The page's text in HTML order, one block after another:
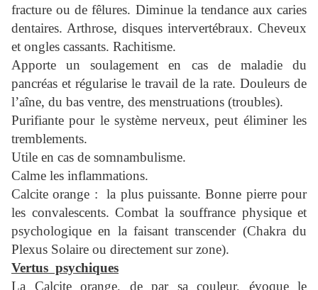
fracture ou de fêlures. Diminue la tendance aux caries
dentaires. Arthrose, disques intervertébraux. Cheveux
et ongles cassants. Rachitisme.
Apporte un soulagement en cas de maladie du
pancréas et régularise le travail de la rate. Douleurs de
l’aîne, du bas ventre, des menstruations (troubles).
Purifiante pour le système nerveux, peut éliminer les
tremblements.
Utile en cas de somnambulisme.
Calme les inflammations.
Calcite orange : la plus puissante. Bonne pierre pour
les convalescents. Combat la souffrance physique et
psychologique en la faisant transcender (Chakra du
Plexus Solaire ou directement sur zone).
Vertus psychiques
La Calcite orange, de par sa couleur, évoque le